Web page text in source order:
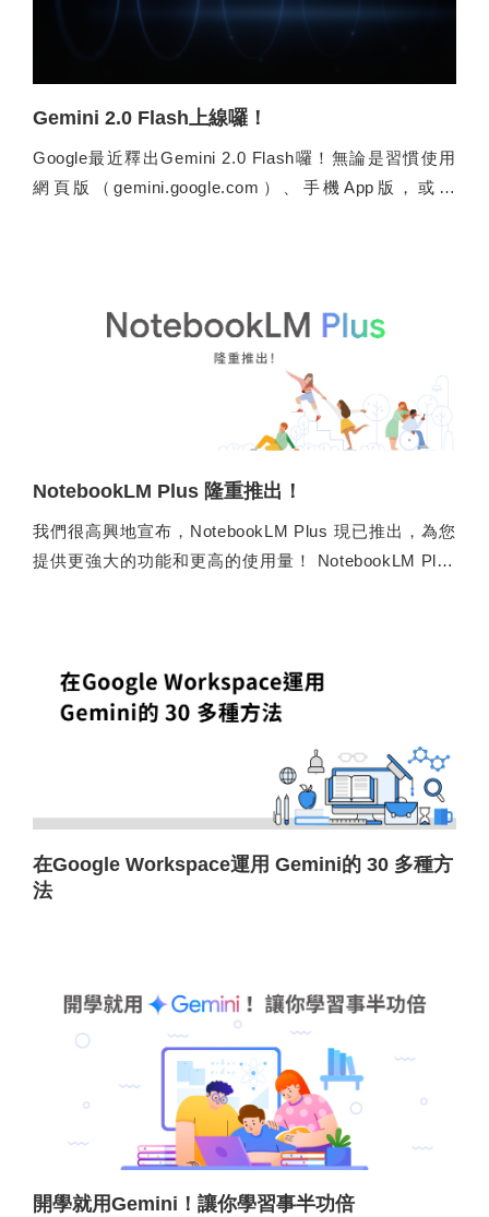
Gemini 2.0 Flash上線囉！
Google最近釋出Gemini 2.0 Flash囉！無論是習慣使用
網頁版（gemini.google.com）、手機App版，或是
NotebookLM Plus 隆重推出！
我們很高興地宣布，NotebookLM Plus 現已推出，為您
提供更強大的功能和更高的使用量！ NotebookLM Plus
在Google Workspace運用 Gemini的 30 多種方
法
開學就用Gemini！讓你學習事半功倍